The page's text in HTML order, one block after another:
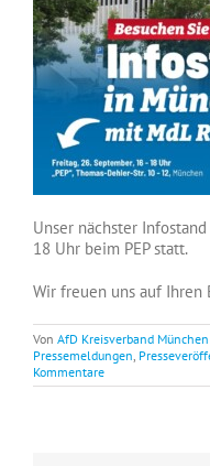
Unser nächster
18 Uhr beim PEP statt.
Wir freuen uns auf Ihren
Von AfD Kreisverband
Pressemeldungen
Kommentare